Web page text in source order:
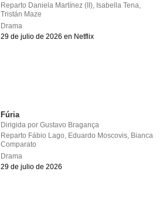
Reparto Daniela Martínez (II) Isabella Tena
Tristán Maze
Drama
29 de julio de 2026 en Netflix
Fúria
Dirigida porGustavo Bragança
Reparto Fábio Lago, Eduardo Moscovis, Bianca
Comparato
Drama
29 de julio de 2026